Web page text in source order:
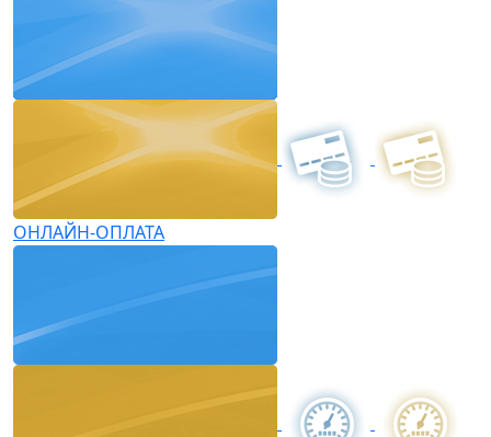
ОНЛАЙН-ОПЛАТА